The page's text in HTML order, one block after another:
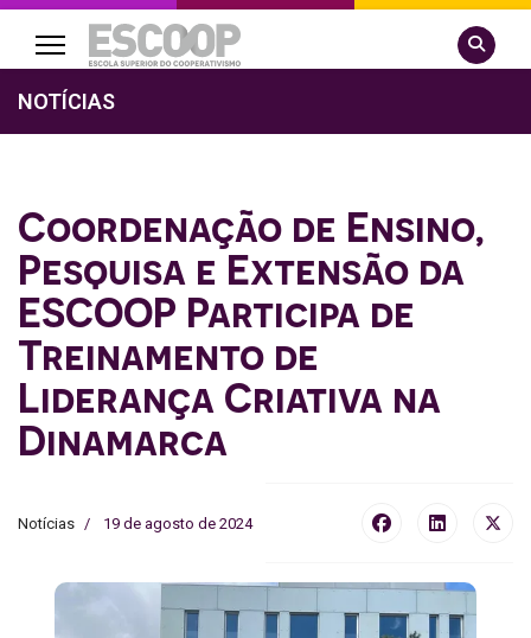
Pesquisar
NOTÍCIAS
Coordenação de Ensino,
Pesquisa e Extensão da
ESCOOP Participa de
Treinamento de
Liderança Criativa na
Dinamarca
Notícias 19 de agosto de 2024